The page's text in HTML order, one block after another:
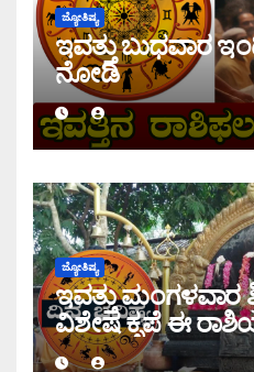
ಜ್ಯೋತಿಷ್ಯ
ಇವತ್ತು ಬುಧವಾರ
ನೋಡಿ
ಜ್ಯೋತಿಷ್ಯ
ಇವತ್ತು ಮಂಗಳವಾರ
ವಿಶೇಷ ಕೃಪೆ ಈ
ಇಂದಿನ ರಾಶಿ